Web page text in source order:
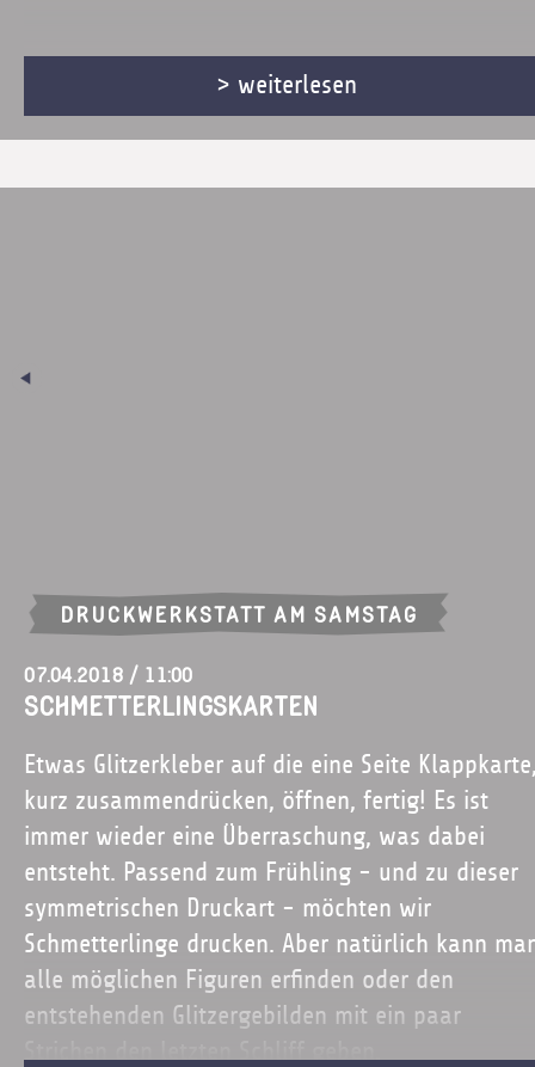
> weiterlesen
DRUCKWERKSTATT AM SAMSTAG
07.04.2018 / 11:00
Schmetterlingskarten
Etwas Glitzerkleber auf die eine Seite
kurz zusammendrücken, öffnen, fertig! Es ist
immer wieder eine Überraschung, was dabei
entsteht. Passend zum Frühling - und zu dieser
symmetrischen Druckart - möchten wir
Schmetterlinge drucken. Aber natürlich kann
alle möglichen Figuren erfinden oder den
entstehenden Glitzergebilden mit ein paar
Strichen den letzten Schliff geben.